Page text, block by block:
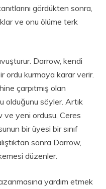
gördükten sonra,
ve onu ölüme terk
Darrow, kendi
ordu kurmaya karar verir.
çarpıtmış olan
olduğunu söyler. Artık
ve yeni ordusu, Ceres
bir üyesi bir sınıf
sonra Darrow,
düzenler.
yardım etmek